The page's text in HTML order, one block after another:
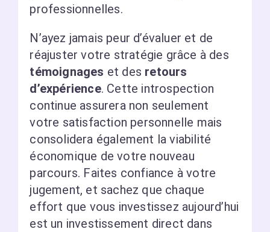
professionnelles.
N’ayez jamais peur d’évaluer et de
réajuster votre stratégie grâce à des
témoignages et des retours
d’expérience. Cette introspection
continue assurera non seulement
votre satisfaction personnelle mais
consolidera également la viabilité
économique de votre nouveau
parcours. Faites confiance à votre
jugement, et sachez que chaque
effort que vous investissez aujourd’hui
est un investissement direct dans